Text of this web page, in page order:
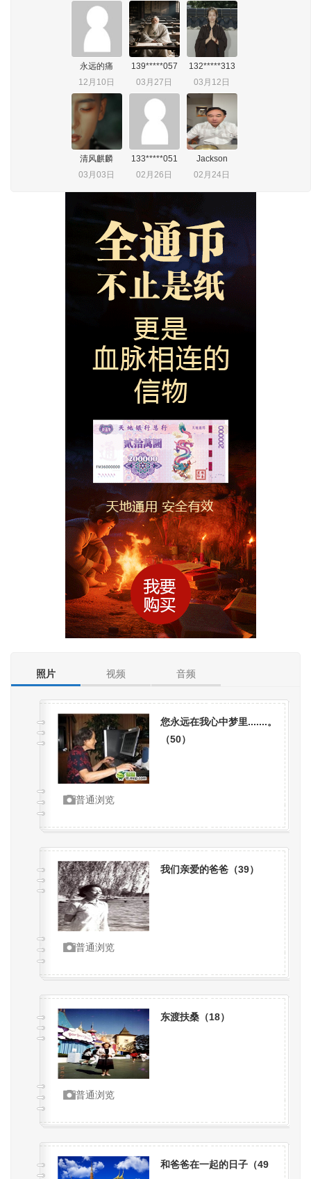
永远的痛
12月10日
139*****057
03月27日
132*****313
03月12日
清风麒麟
03月03日
133*****051
02月26日
Jackson
02月24日
照片 视频 音频
您永远在我心中梦里.......。
（50）
普通浏览
我们亲爱的爸爸（39）
普通浏览
东渡扶桑（18）
普通浏览
和爸爸在一起的日子（49